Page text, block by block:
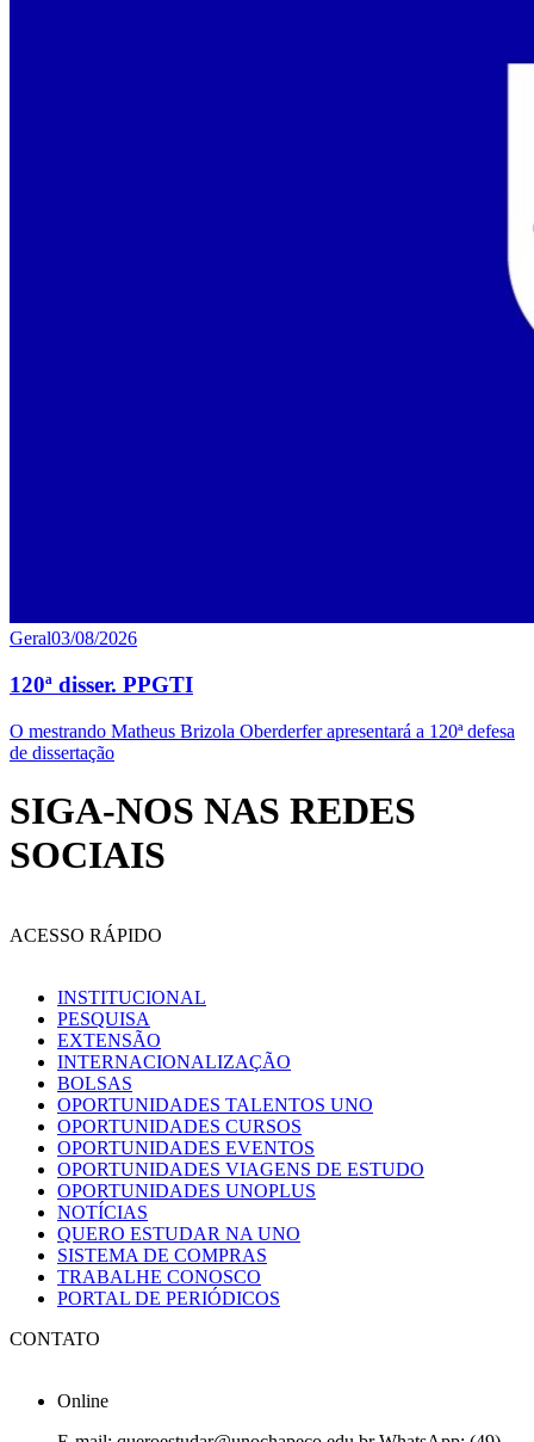
Geral03/08/2026
120ª disser. PPGTI
O mestrando Matheus Brizola Oberderfer apresentará a 120ª defesa
de dissertação
SIGA-NOS NAS REDES
SOCIAIS
ACESSO RÁPIDO
INSTITUCIONAL
PESQUISA
EXTENSÃO
INTERNACIONALIZAÇÃO
BOLSAS
OPORTUNIDADES TALENTOS UNO
OPORTUNIDADES CURSOS
OPORTUNIDADES EVENTOS
OPORTUNIDADES VIAGENS DE ESTUDO
OPORTUNIDADES UNOPLUS
NOTÍCIAS
QUERO ESTUDAR NA UNO
SISTEMA DE COMPRAS
TRABALHE CONOSCO
PORTAL DE PERIÓDICOS
CONTATO
Online